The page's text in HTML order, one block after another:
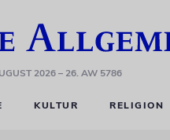
2026– 26. AW 5786
KULTUR RELIGION